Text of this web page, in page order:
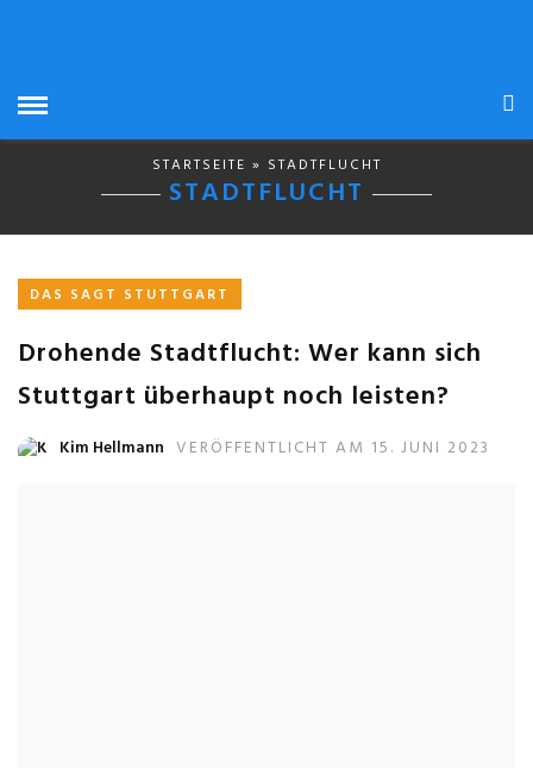
STARTSEITE » STADTFLUCHT
STADTFLUCHT
DAS SAGT STUTTGART
Drohende Stadtflucht: Wer kann sich
Stuttgart überhaupt noch leisten?
Kim Hellmann VERÖFFENTLICHT AM 15. JUNI 2023